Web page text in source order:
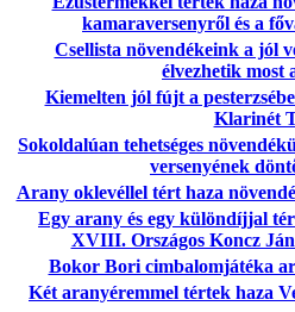
kamaraversenyről és a
Csellista növendékeink a jól
élvezhetik most
Kiemelten jól fújt a
Klarinét
Sokoldalúan tehetséges
versenyének
Arany oklevéllel tért haza
Egy arany és egy különdíjjal
XVIII. Országos Koncz
Bokor Bori cimbalomjátéka
Két aranyéremmel tértek haza